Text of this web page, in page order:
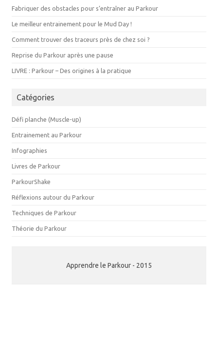
Fabriquer des obstacles pour s’entraîner au Parkour
Le meilleur entrainement pour le Mud Day !
Comment trouver des traceurs près de chez soi ?
Reprise du Parkour après une pause
LIVRE : Parkour – Des origines à la pratique
Catégories
Défi planche (Muscle-up)
Entrainement au Parkour
Infographies
Livres de Parkour
ParkourShake
Réflexions autour du Parkour
Techniques de Parkour
Théorie du Parkour
Apprendre le Parkour - 2015